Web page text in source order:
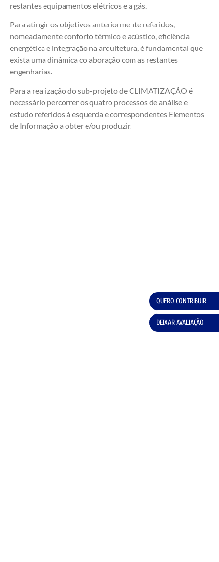
restantes equipamentos elétricos e a gás.
Para atingir os objetivos anteriormente referidos,
nomeadamente conforto térmico e acústico, eficiência
energética e integração na arquitetura, é fundamental que
exista uma dinâmica colaboração com as restantes
engenharias.
Para a realização do sub-projeto de CLIMATIZAÇÃO é
necessário percorrer os quatro processos de análise e
estudo referidos à esquerda e correspondentes Elementos
de Informação a obter e/ou produzir.
QUERO CONTRIBUIR
DEIXAR AVALIAÇÃO